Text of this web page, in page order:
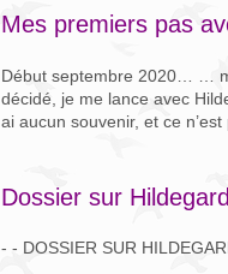
Mes premiers pas
Début septembre 2020… …
décidé, je me lance avec
ai aucun souvenir, et ce n’est
Dossier sur
- - DOSSIER SUR